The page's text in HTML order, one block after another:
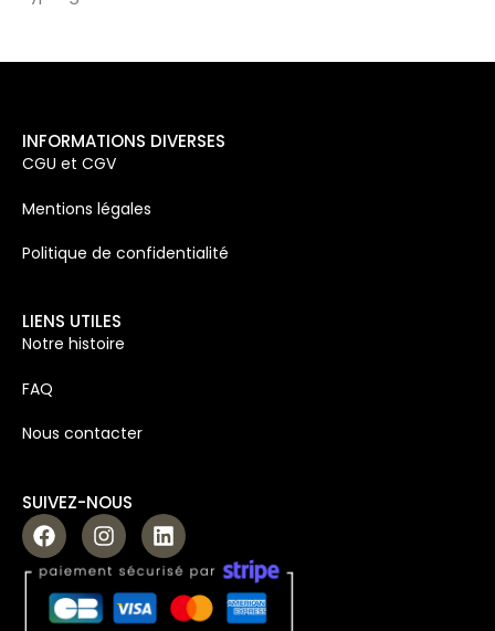
INFORMATIONS DIVERSES
CGU et CGV
Mentions légales
Politique de confidentialité
LIENS UTILES
Notre histoire
FAQ
Nous contacter
SUIVEZ-NOUS